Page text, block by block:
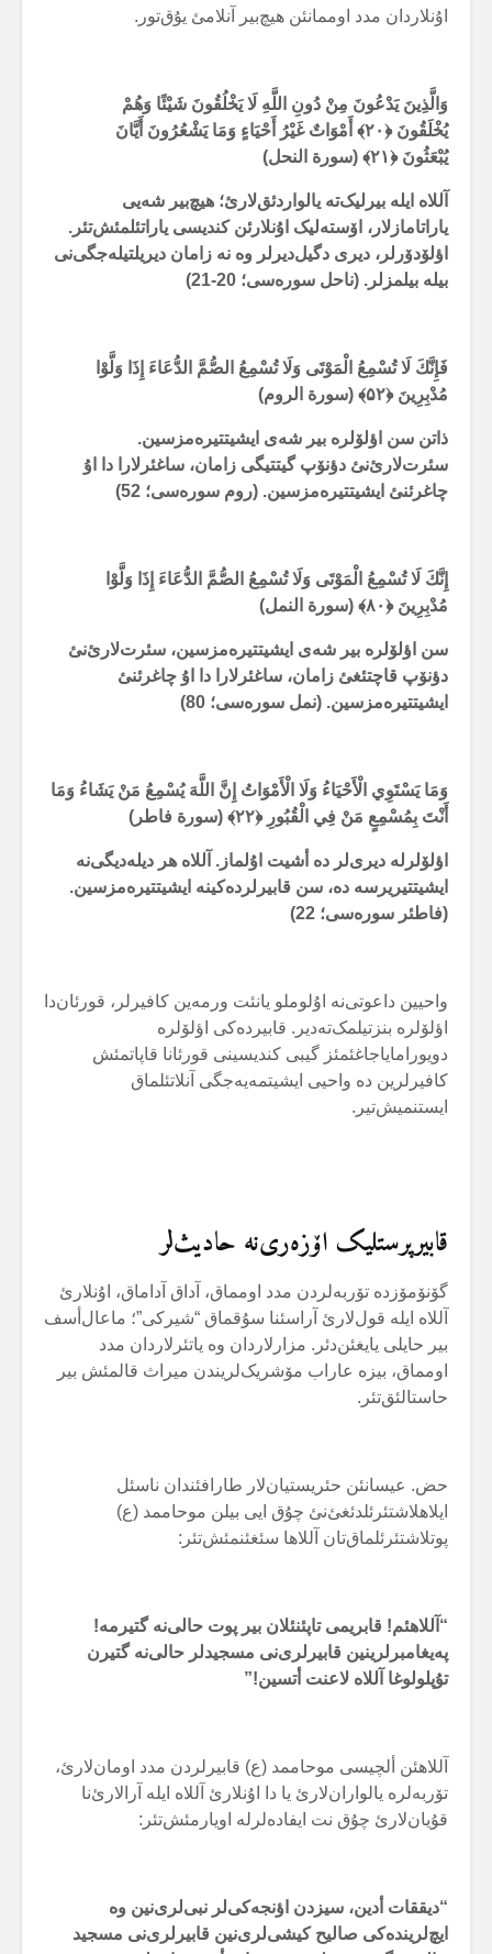
اۇنلاردان مدد اوممانئن هیچ‌بیر آنلامئ یۇق‌تور.
وَالَّذِينَ يَدْعُونَ مِنْ دُونِ اللَّهِ لَا يَخْلُقُونَ شَيْئًا وَهُمْ
يُخْلَقُونَ ﴿۲۰﴾ أَمْوَاتٌ غَيْرُ أَحْيَاءٍ وَمَا يَشْعُرُونَ أَيَّانَ
يُبْعَثُونَ ﴿۲۱﴾ (سورة النحل)
آللاە ایلە بیرلیک‌تە یالواردئق‌لارئ؛ هیچ‌بیر شەیی
یاراتامازلار، اۆستەلیک اۇنلارئن کندیسی یاراتئلمئش‌تئر.
اؤلۆدۆرلر، دیری دگیل‌دیرلر وە نە زامان دیریلتیلەجگی‌نی
بیلە بیلمزلر. (ناحل سورەسی؛ 20-21
)
فَإِنَّكَ لَا تُسْمِعُ الْمَوْتَى وَلَا تُسْمِعُ الصُّمَّ الدُّعَاءَ إِذَا وَلَّوْا
مُدْبِرِينَ ﴿۵۲﴾ (سورة الروم)
ذاتن سن اؤلۆلرە بیر شەی ایشیتتیرەمزسین.
سئرت‌لارئ‌نئ دؤنۆپ گیتتیگی زامان، ساغئرلارا دا اۇ
چاغرئنئ ایشیتتیرەمزسین. (روم سورەسی؛ 52
)
إِنَّكَ لَا تُسْمِعُ الْمَوْتَى وَلَا تُسْمِعُ الصُّمَّ الدُّعَاءَ إِذَا وَلَّوْا
مُدْبِرِينَ ﴿۸۰﴾ (سورة النمل)
سن اؤلۆلرە بیر شەی ایشیتتیرەمزسین، سئرت‌لارئ‌نئ
دؤنۆپ قاچتئغئ زامان، ساغئرلارا دا اۇ چاغرئنئ
ایشیتتیرەمزسین. (نمل سورەسی؛ 80
)
وَمَا يَسْتَوِي الْأَحْيَاءُ وَلَا الْأَمْوَاتُ إِنَّ اللَّهَ يُسْمِعُ مَنْ يَشَاءُ وَمَا
أَنْتَ بِمُسْمِعٍ مَنْ فِي الْقُبُورِ ﴿۲۲﴾ (سورة فاطر)
اؤلۆلرلە دیری‌لر دە أشیت اۇلماز. آللاە هر دیلەدیگی‌نە
ایشیتتیریرسە دە، سن قابیرلردەکینە ایشیتتیرەمزسین.
(فاطئر سورەسی؛ 22
)
واحیین داعوتی‌نە اۇلوملو یانئت ورمەین کافیرلر، قورئان‌دا
اؤلۆلرە بنزتیلمک‌تەدیر. قابیردەکی اؤلۆلرە
دویورامایاجاغئمئز گیبی کندیسینی قورئانا قاپاتمئش
کافیرلرین دە واحیی ایشیتمەیەجگی آنلاتئلماق
ایستنمیش‌تیر.
قابیرپرستلیک اۆزەری‌نە حادیث‌لر
گۆنۆمۆزدە تۆربەلردن مدد اومماق، آداق آداماق، اۇنلارئ
آللاە ایلە قول‌لارئ آراسئنا سۇقماق “شیرکی”؛ ماعال‌أسف
بیر حایلی یایغئن‌دئر. مزارلاردان وە یاتئرلاردان مدد
اومماق، بیزە عاراب مۆشریک‌لریندن میراث قالمئش بیر
حاستالئق‌تئر.
حض. عیسانئن حئریستیان‌لار طارافئندان ناسئل
ایلاهلاشتئرئلدئغئ‌نئ چۇق ایی بیلن موحاممد (ع)
پوتلاشتئرئلماق‌تان آللاها سئغئنمئش‌تئر:
“آللاهئم! قابریمی تاپئنئلان بیر پوت حالی‌نە گتیرمە!
پەیغامبرلرینین قابیرلری‌نی مسجیدلر حالی‌نە گتیرن
تۇپلولوغا آللاە لاعنت أتسین!”
آللاهئن ألچیسی موحاممد (ع) قابیرلردن مدد اومان‌لارئ،
تۆربەلرە یالواران‌لارئ یا دا اۇنلارئ آللاە ایلە آرالارئ‌نا
قۇیان‌لارئ چۇق نت ایفادەلرلە اویارمئش‌تئر:
“دیققات أدین، سیزدن اؤنجەکی‌لر نبی‌لری‌نین وە
ایچ‌لریندەکی صالیح کیشی‌لری‌نین قابیرلری‌نی مسجید